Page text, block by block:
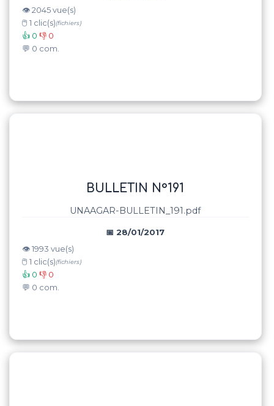
👁️ 2045 vue(s)
🖱️ 1 clic(s)(fichiers)
👍 0 👎 0
💬 0 com.
BULLETIN N°191
UNAAGAR-BULLETIN_191.pdf
📅 28/01/2017
👁️ 1993 vue(s)
🖱️ 1 clic(s)(fichiers)
👍 0 👎 0
💬 0 com.